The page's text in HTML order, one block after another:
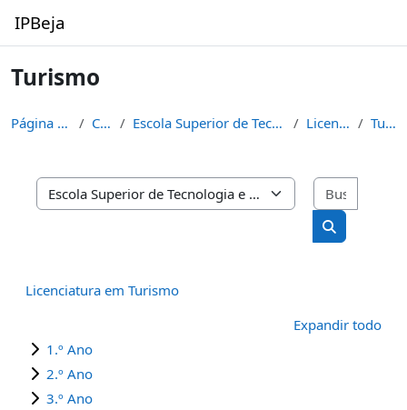
IPBeja
Turismo
Página Principal Cursos Escola Superior de Tecnologia e de Gestão Licenciaturas Turismo
Categorías
Buscar
Licenciatura em Turismo
Expandir todo
1.º Ano
2.º Ano
3.º Ano